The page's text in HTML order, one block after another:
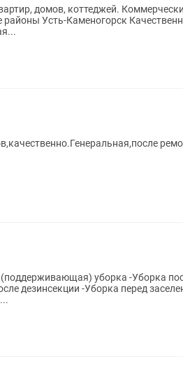
домов, коттеджей.
Каменогорск Качественно быстро
уборка -Уборка
дезинсекции -Уборка перед